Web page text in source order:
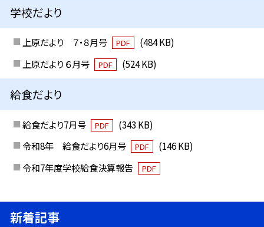
学校だより
上原だより ７・８月号 PDF
(484 KB)
上原だより ６月号
PDF (524 KB)
給食だより
給食だより7月号 PDF
(343 KB)
令和8年 給食だより6月号
PDF
(146 KB)
令和7年度学校給食決算報告
PDF
新着記事